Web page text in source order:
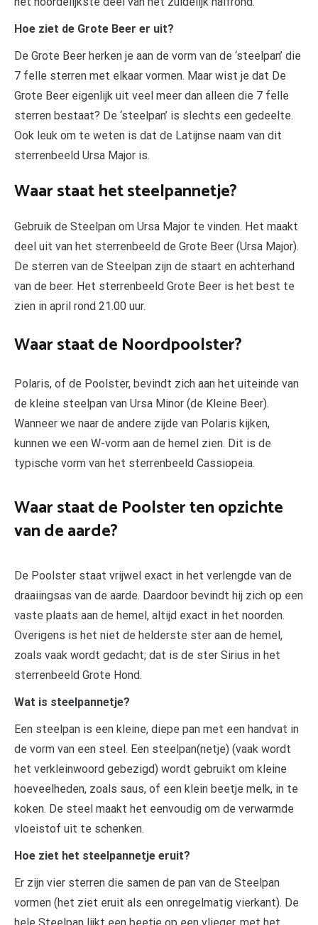
Hoe ziet de Grote Beer er uit?
De Grote Beer herken je aan de vorm van de ‘steelpan’ die
7 felle sterren met elkaar vormen. Maar wist je dat De
Grote Beer eigenlijk uit veel meer dan alleen die 7 felle
sterren bestaat? De ‘steelpan’ is slechts een gedeelte.
Ook leuk om te weten is dat de Latijnse naam van dit
sterrenbeeld Ursa Major is.
Waar staat het steelpannetje?
Gebruik de Steelpan om Ursa Major te vinden. Het maakt
deel uit van het sterrenbeeld de Grote Beer (Ursa Major).
De sterren van de Steelpan zijn de staart en achterhand
van de beer. Het sterrenbeeld Grote Beer is het best te
zien in april rond 21.00 uur.
Waar staat de Noordpoolster?
Polaris, of de Poolster, bevindt zich aan het uiteinde van
de kleine steelpan van Ursa Minor (de Kleine Beer).
Wanneer we naar de andere zijde van Polaris kijken,
kunnen we een W-vorm aan de hemel zien. Dit is de
typische vorm van het sterrenbeeld Cassiopeia.
Waar staat de Poolster ten opzichte
van de aarde?
De Poolster staat vrijwel exact in het verlengde van de
draaiingsas van de aarde. Daardoor bevindt hij zich op een
vaste plaats aan de hemel, altijd exact in het noorden.
Overigens is het niet de helderste ster aan de hemel,
zoals vaak wordt gedacht; dat is de ster Sirius in het
sterrenbeeld Grote Hond.
Wat is steelpannetje?
Een steelpan is een kleine, diepe pan met een handvat in
de vorm van een steel. Een steelpan(netje) (vaak wordt
het verkleinwoord gebezigd) wordt gebruikt om kleine
hoeveelheden, zoals saus, of een klein beetje melk, in te
koken. De steel maakt het eenvoudig om de verwarmde
vloeistof uit te schenken.
Hoe ziet het steelpannetje eruit?
Er zijn vier sterren die samen de pan van de Steelpan
vormen (het ziet eruit als een onregelmatig vierkant). De